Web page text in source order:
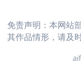
免责声明：本网站
其作品情形，请及